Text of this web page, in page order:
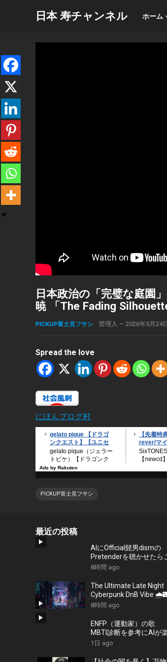
日本 寿チャンネル ホーム
日本政治の「完璧な庭園
暁 「The Fading
PICKUP富士見フサシ 管理人 — 2026年5月24日
Spread the love
にほんブログ村
PICKUP富士見フサシ
最近の投稿
AIにOfficial髭男dismの
Pretenderを聴かせたら
んな曲を作った
8時間 ago
The Ultimate Late Night
Cyberpunk DnB Vibe
#Shorts #Cyberpunk
#ElectronicMusic
8時間 ago
ENFP（運動家）の歌
MBTI診断を参考にAIが楽
を作ってくれた
1日 ago